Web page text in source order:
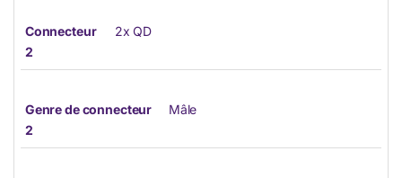
Connecteur
2
2x QD
Genre de connecteur
2
Mâle